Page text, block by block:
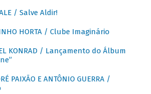
/ Salve Aldir!
HORTA / Clube Imaginário
KONRAD / Lançamento do Álbum
PAIXÃO E ANTÔNIO GUERRA /